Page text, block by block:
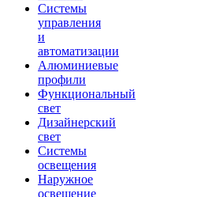
Системы
управления
и
автоматизации
Алюминиевые
профили
Функциональный
свет
Дизайнерский
свет
Системы
освещения
Наружное
освещение